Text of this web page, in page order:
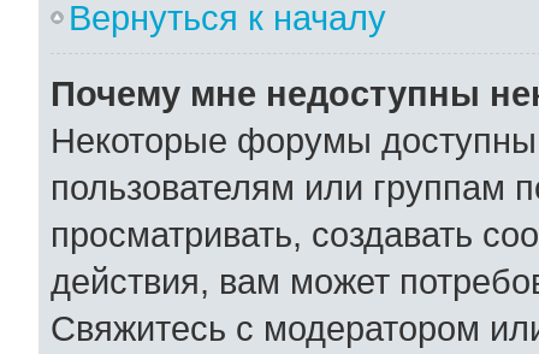
Вернуться к началу
Почему мне недоступны
Некоторые форумы
пользователям или группам
просматривать, создавать
действия, вам может
Свяжитесь с модератором